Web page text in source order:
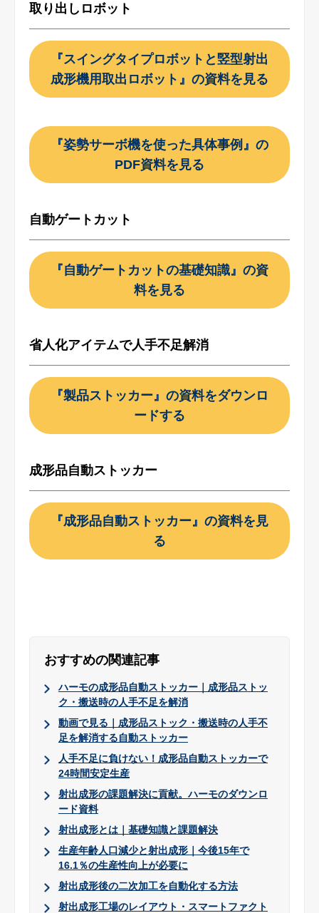
取り出しロボット
『スイングタイプロボットと竪型射出
成形機用取出ロボット』の資料を見る
『姿勢サーボ機を使った具体事例』の
PDF資料を見る
自動ゲートカット
『自動ゲートカットの基礎知識』の資
料を見る
省人化アイテムで人手不足解消
『製品ストッカー』の資料をダウンロ
ードする
成形品自動ストッカー
『成形品自動ストッカー』の資料を見
る
おすすめの関連記事
ハーモの成形品自動ストッカー｜成形品ストッ
ク・搬送時の人手不足を解消
動画で見る｜成形品ストック・搬送時の人手不
足を解消する自動ストッカー
人手不足に負けない！成形品自動ストッカーで
24時間安定生産
射出成形の課題解決に貢献。ハーモのダウンロ
ード資料
射出成形とは｜基礎知識と課題解決
生産年齢人口減少と射出成形｜今後15年で
16.1％の生産性向上が必要に
射出成形後の二次加工を自動化する方法
射出成形工場のレイアウト・スマートファクト